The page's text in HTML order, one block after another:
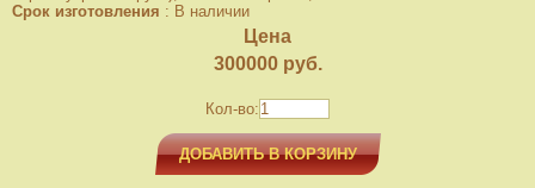
Срок изготовления : В наличии
Цена
300000руб.
Кол-во:
ДОБАВИТЬ В КОРЗИНУ